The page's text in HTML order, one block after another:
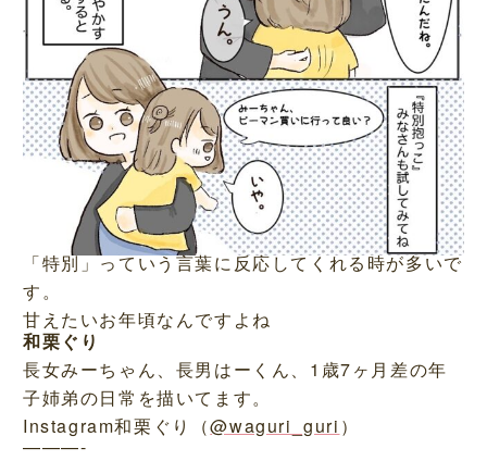
「特別」っていう言葉に反応してくれる時が多いで
す。
甘えたいお年頃なんですよね
和栗ぐり
長女みーちゃん、長男はーくん、1歳7ヶ月差の年
子姉弟の日常を描いてます。
Instagram和栗ぐり（@waguri_guri ）
———-